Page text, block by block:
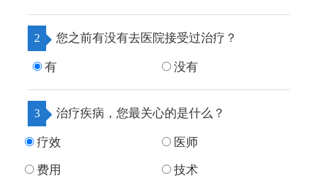
2 您之前有没有去医院接受过治疗？
有 没有
3 治疗疾病，您最关心的是什么？
疗效 医师
费用 技术